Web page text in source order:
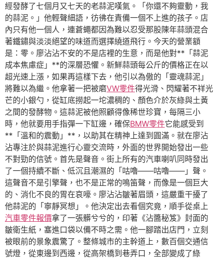
經發酵了七個月又七天的老蒜泥嘆氣。「你還不夠靈動，我
的蒜泥。」他輕聲細語，彷彿在責備一個不上進的孩子。店
內只有他一個人，連蒼蠅都因為難以忍受那股陳年蒜頭混合
著鐵鏽與淡淡絕望的味道而選擇繞道飛行。今天的營業額
是：零。廖沾沾不安的不是店裡的生意，而是他對**「蒜泥
成本焦慮症」**的深層恐懼。新鮮蒜頭每公斤的價格正在以
超光速上漲，如果再這樣下去，他引以為傲的「靈魂蒜泥」
將難以為繼。他拿著一把被磨VW零件得光滑、閃耀著不祥光
芒的小銀勺，從缸底撈起一坨濃稠的、顏色介於灰綠與土黃
之間的發酵物。這蒜泥被他照顧得像稀世珍寶，每隔三小
時，他就要用手指彈一下缸邊，確保BMW零件它能感受到
**「溫和的震動」**，以助其在精神上達到圓滿。就在廖沾
沾專注於與蒜泥進行心靈交流時，外面的世界開始發出一些
不對勁的信號。首先是聲音。街上所有的汽車喇叭同時發出
了一個持續不斷、低沉且潮濕的「咕嚕——咕嚕——」聲。
這聲音不是引擎聲，也不是正常的鳴笛聲，而像是一個巨大
的、消化不良的胃在哀嚎。廖沾沾皺著眉頭，這嚴重干擾了
他蒜泥的「寧靜冥想」。他決定出去看個究竟，順手從桌上
汽車零件報價拿了一張髒兮兮的，印著《沾醬秘笈》封面的
皺衛生紙，塞進口袋以備不時之需。他一腳踏出店門，立刻
被眼前的景象震驚了。整條城市的主幹道上，數百個交通信
號燈，從東邊到西邊，從高架橋到巷弄口，全部變成了綠